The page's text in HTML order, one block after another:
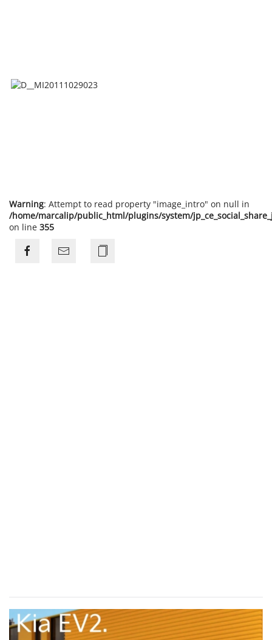
Warning: Attempt to read property "image_intro" on null in
/home/marcalip/public_html/plugins/system/
on line 355